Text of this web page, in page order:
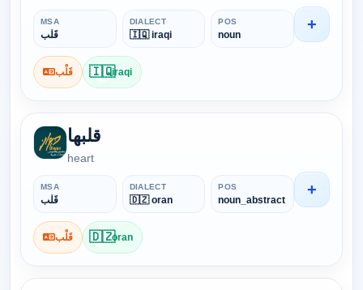
MSA
قَلْب
DIALECT
🇮🇶 iraqi
POS
noun
قَلْب 🇮🇶iraqi
+
قلبها
heart
MSA
قَلْب
DIALECT
🇩🇿 oran
POS
noun_abstract
قَلْب 🇩🇿oran
+